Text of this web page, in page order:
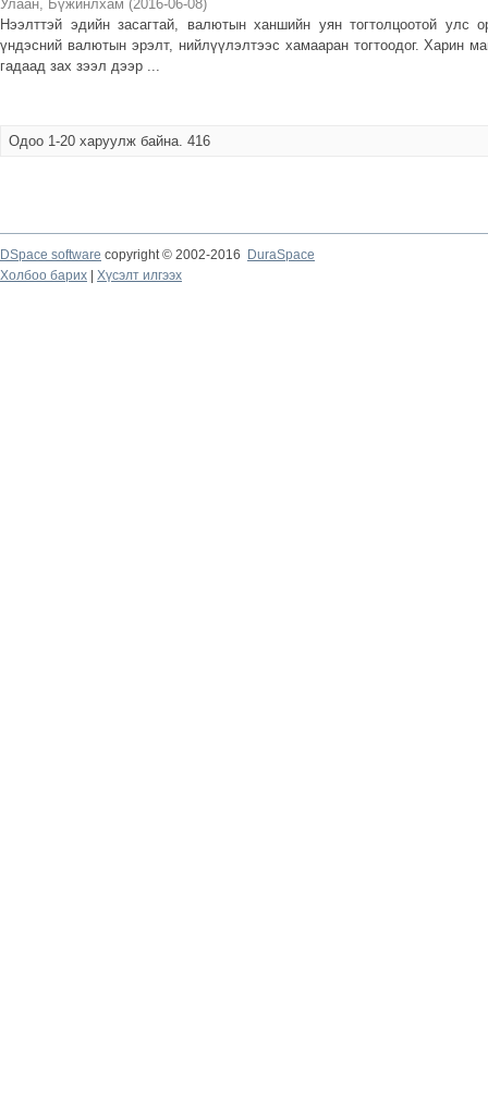
Улаан, Бүжинлхам (2016-06-08)
Нээлттэй эдийн засагтай, валютын ханшийн уян тогтолцоотой
үндэсний валютын эрэлт, нийлүүлэлтээс хамааран тогтоодог. Харин
гадаад зах зээл дээр ...
Одоо 1-20 харуулж байна. 416
DSpace software copyright © 2002-2016
DuraSpace
Холбоо барих
Хүсэлт илгээх